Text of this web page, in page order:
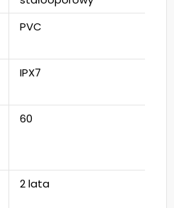
PVC
IPX7
60
2 lata